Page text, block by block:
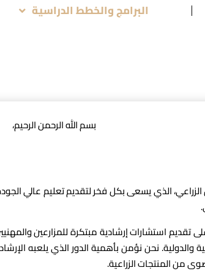
البرامج والخطط الدراسية
بسم الله الرحمن الرحيم،
الذي يسعى بكل فخر لتقديم تعليم عالي
استشارات إرشادية مبتكرة للمزارعين
والدولية. نحن نؤمن بأهمية الدور الذي يلعبه
من المنتجات الزراعية.